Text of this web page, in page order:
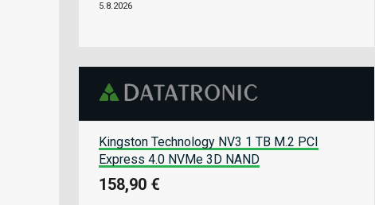
5.8.2026
Kingston Technology NV3 1 TB M.2 PCI
Express 4.0 NVMe 3D NAND
158,90 €